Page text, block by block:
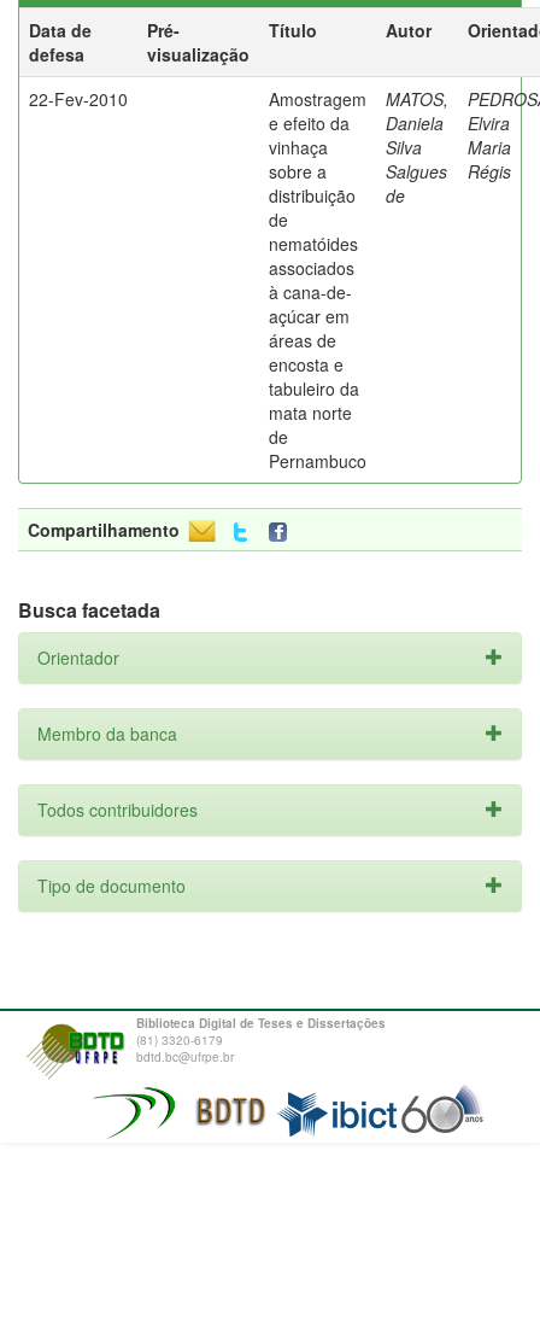
Data de
defesa
Pré-
visualização
Título Autor
22-Fev-2010
Amostragem
e efeito da
vinhaça
sobre a
distribuição
de
nematóides
associados
à cana-de-
açúcar em
áreas de
encosta e
tabuleiro da
mata norte
de
Pernambuco
MATOS,
Daniela
Silva
Salgues
de
Elvira
Maria
Régis
Compartilhamento
Busca facetada
Orientador
Membro da banca
Todos contribuidores
Tipo de documento
Biblioteca Digital de Teses e Dissertações
(81) 3320-6179
bdtd.bc@ufrpe.br